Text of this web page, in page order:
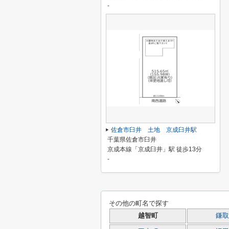
-
佐倉市臼井 土地 京成臼井駅
千葉県佐倉市臼井
京成本線「京成臼井」駅 徒歩13分
-
その他の町名で探す
越智町 鎌取